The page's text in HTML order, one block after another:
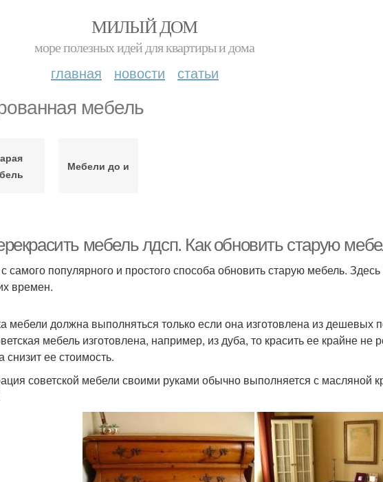
МИЛЫЙ ДОМ
море полезных идей для квартиры и дома
главная новости статьи
мебель
Мебели до и
мебель лдсп. Как обновить старую
самого популярного и простого способа обновить старую мебель.
времен.
мебели должна выполняться только если она изготовлена из дешевых
мебель изготовлена, например, из дуба, то красить ее крайне не
снизит ее стоимость.
советской мебели своими руками обычно выполняется с масляной